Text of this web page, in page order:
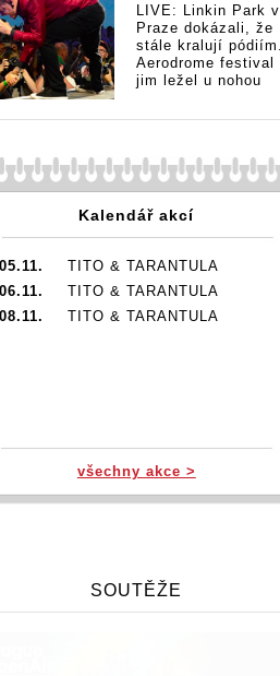
LIVE: Linkin Park v
Praze dokázali, že
stále kralují pódiím.
Aerodrome festival
jim ležel u nohou
Kalendář akcí
05.11.
TITO & TARANTULA
06.11.
TITO & TARANTULA
08.11.
TITO & TARANTULA
všechny akce >
SOUTĚŽE